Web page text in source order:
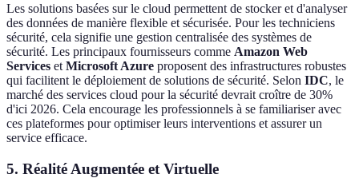
Les solutions basées sur le cloud permettent de stocker et d'analyser
des données de manière flexible et sécurisée. Pour les techniciens
sécurité, cela signifie une gestion centralisée des systèmes de
sécurité. Les principaux fournisseurs comme Amazon Web
Services et Microsoft Azure proposent des infrastructures robustes
qui facilitent le déploiement de solutions de sécurité. Selon IDC, le
marché des services cloud pour la sécurité devrait croître de 30%
d'ici 2026. Cela encourage les professionnels à se familiariser avec
ces plateformes pour optimiser leurs interventions et assurer un
service efficace.
5. Réalité Augmentée et Virtuelle